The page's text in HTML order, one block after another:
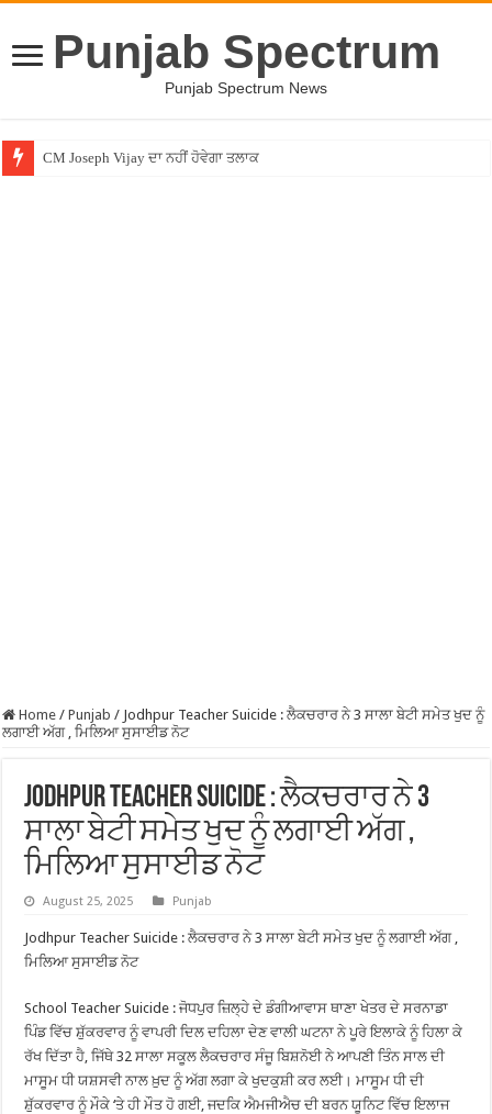
Punjab Spectrum
Punjab Spectrum News
CM Joseph Vijay ਦਾ ਨਹੀਂ ਹੋਵੇਗਾ ਤਲਾਕ
Home / Punjab / Jodhpur Teacher Suicide : ਲੈਕਚਰਾਰ ਨੇ 3 ਸਾਲਾ ਬੇਟੀ ਸਮੇਤ ਖੁਦ ਨੂੰ
ਲਗਾਈ ਅੱਗ , ਮਿਲਿਆ ਸੁਸਾਈਡ ਨੋਟ
Jodhpur Teacher Suicide : ਲੈਕਚਰਾਰ ਨੇ 3
ਸਾਲਾ ਬੇਟੀ ਸਮੇਤ ਖੁਦ ਨੂੰ ਲਗਾਈ ਅੱਗ ,
ਮਿਲਿਆ ਸੁਸਾਈਡ ਨੋਟ
August 25, 2025 Punjab
Jodhpur Teacher Suicide : ਲੈਕਚਰਾਰ ਨੇ 3 ਸਾਲਾ ਬੇਟੀ ਸਮੇਤ ਖੁਦ ਨੂੰ ਲਗਾਈ ਅੱਗ ,
ਮਿਲਿਆ ਸੁਸਾਈਡ ਨੋਟ
School Teacher Suicide : ਜੋਧਪੁਰ ਜ਼ਿਲ੍ਹੇ ਦੇ ਡੰਗੀਆਵਾਸ ਥਾਣਾ ਖੇਤਰ ਦੇ ਸਰਨਾਡਾ
ਪਿੰਡ ਵਿੱਚ ਸ਼ੁੱਕਰਵਾਰ ਨੂੰ ਵਾਪਰੀ ਦਿਲ ਦਹਿਲਾ ਦੇਣ ਵਾਲੀ ਘਟਨਾ ਨੇ ਪੂਰੇ ਇਲਾਕੇ ਨੂੰ ਹਿਲਾ ਕੇ
ਰੱਖ ਦਿੱਤਾ ਹੈ, ਜਿੱਥੇ 32 ਸਾਲਾ ਸਕੂਲ ਲੈਕਚਰਾਰ ਸੰਜੂ ਬਿਸ਼ਨੋਈ ਨੇ ਆਪਣੀ ਤਿੰਨ ਸਾਲ ਦੀ
ਮਾਸੂਮ ਧੀ ਯਸ਼ਸਵੀ ਨਾਲ ਖ਼ੁਦ ਨੂੰ ਅੱਗ ਲਗਾ ਕੇ ਖੁਦਕੁਸ਼ੀ ਕਰ ਲਈ। ਮਾਸੂਮ ਧੀ ਦੀ
ਸ਼ੁੱਕਰਵਾਰ ਨੂੰ ਮੌਕੇ ‘ਤੇ ਹੀ ਮੌਤ ਹੋ ਗਈ, ਜਦਕਿ ਐਮਜੀਐਚ ਦੀ ਬਰਨ ਯੂਨਿਟ ਵਿੱਚ ਇਲਾਜ